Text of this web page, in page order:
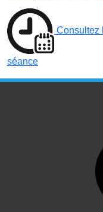
Consultez
séance